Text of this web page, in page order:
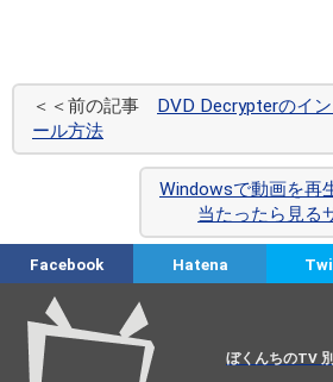
＜＜前の記事 DVD Decrypterのイン
ール方法
Windowsで動画を再
当たったら見る
Facebook Hatena
ぼくんちのTV